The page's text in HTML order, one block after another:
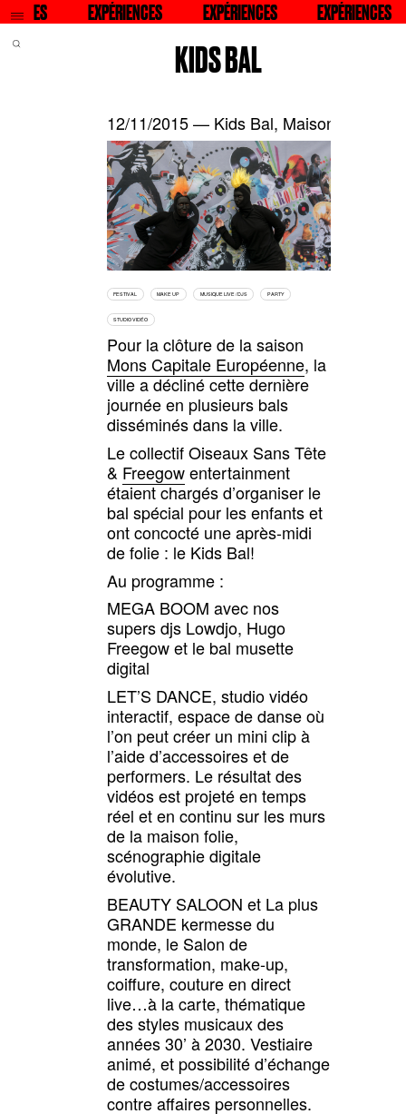
EXPÉRIENCES EXPÉRIENCES EXPÉRIENCES
RECHERCHER RECHERCHER RECHERCHER
KIDS BAL
12/11/2015 — Kids Bal, Maison Folie,
FESTIVAL MAKE UP MUSIQUE LIVE / DJS PARTY
STUDIO VIDÉO
Pour la clôture de la saison
Mons Capitale Européenne, la
ville a décliné cette dernière
journée en plusieurs bals
disséminés dans la ville.
Le collectif Oiseaux Sans Tête
& Freegowentertainment
étaient chargés d’organiser le
bal spécial pour les enfants et
ont concocté une après-midi
de folie : le Kids Bal!
Au programme :
MEGA BOOM avec nos
supers djs Lowdjo, Hugo
Freegow et le bal musette
digital
LET’S DANCE, studio vidéo
interactif, espace de danse où
l’on peut créer un mini clip à
l’aide d’accessoires et de
performers. Le résultat des
vidéos est projeté en temps
réel et en continu sur les murs
de la maison folie,
scénographie digitale
évolutive.
BEAUTY SALOON et La plus
GRANDE kermesse du
monde, le Salon de
transformation, make-up,
coiffure, couture en direct
live…à la carte, thématique
des styles musicaux des
années 30’ à 2030. Vestiaire
animé, et possibilité d’échange
de costumes/accessoires
contre affaires personnelles.